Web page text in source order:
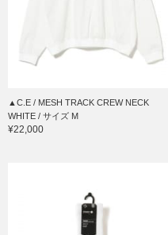
▲C.E / MESH TRACK CREW NECK
WHITE / サイズ M
¥22,000